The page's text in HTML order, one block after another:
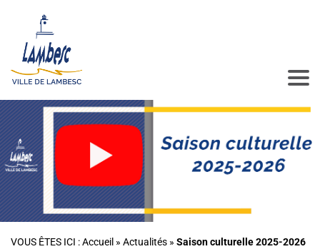
VOUS ÊTES ICI :Accueil » Actualités » Saison culturelle 2025-2026